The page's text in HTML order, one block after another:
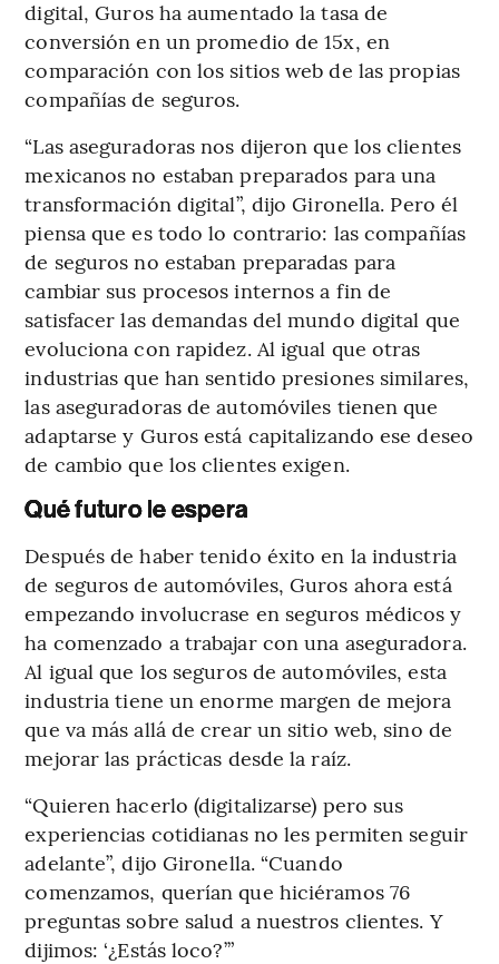
digital, Guros ha aumentado la tasa de
conversión en un promedio de 15x, en
comparación con los sitios web de las propias
compañías de seguros.
“Las aseguradoras nos dijeron que los clientes
mexicanos no estaban preparados para una
transformación digital”, dijo Gironella. Pero él
piensa que es todo lo contrario: las compañías
de seguros no estaban preparadas para
cambiar sus procesos internos a fin de
satisfacer las demandas del mundo digital que
evoluciona con rapidez. Al igual que otras
industrias que han sentido presiones similares,
las aseguradoras de automóviles tienen que
adaptarse y Guros está capitalizando ese deseo
de cambio que los clientes exigen.
Qué futuro le espera
Después de haber tenido éxito en la industria
de seguros de automóviles, Guros ahora está
empezando involucrase en seguros médicos y
ha comenzado a trabajar con una aseguradora.
Al igual que los seguros de automóviles, esta
industria tiene un enorme margen de mejora
que va más allá de crear un sitio web, sino de
mejorar las prácticas desde la raíz.
“Quieren hacerlo (digitalizarse) pero sus
experiencias cotidianas no les permiten seguir
adelante”, dijo Gironella. “Cuando
comenzamos, querían que hiciéramos 76
preguntas sobre salud a nuestros clientes. Y
dijimos: ‘¿Estás loco?’”